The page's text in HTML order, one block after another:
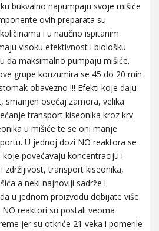
bukvalno napumpaju svoje mišiće
ovih preparata su
i u naučno ispitanim
visoku efektivnost i biološku
da maksimalno pumpaju mišiće.
grupe konzumira se 45 do 20 min
obavezno !!! Efekti koje daju
smanjen osećaj zamora, velika
transport kiseonika kroz krv
u mišiće te se oni manje
U jednoj dozi NO reaktora se
povećavaju koncentraciju i
zdržljivost, transport kiseonika,
a neki najnoviji sadrže i
u jednom proizvodu dobijate više
reaktori su postali veoma
jer su otkriće 21 veka i pomerile